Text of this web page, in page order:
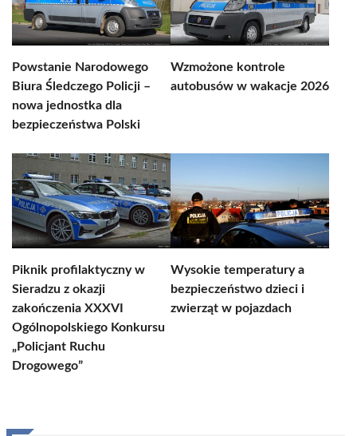
Powstanie Narodowego
Biura Śledczego Policji –
nowa jednostka dla
bezpieczeństwa Polski
Wzmożone kontrole
autobusów w wakacje 2026
Piknik profilaktyczny w
Sieradzu z okazji
zakończenia XXXVI
Ogólnopolskiego Konkursu
„Policjant Ruchu
Drogowego”
Wysokie temperatury a
bezpieczeństwo dzieci i
zwierząt w pojazdach